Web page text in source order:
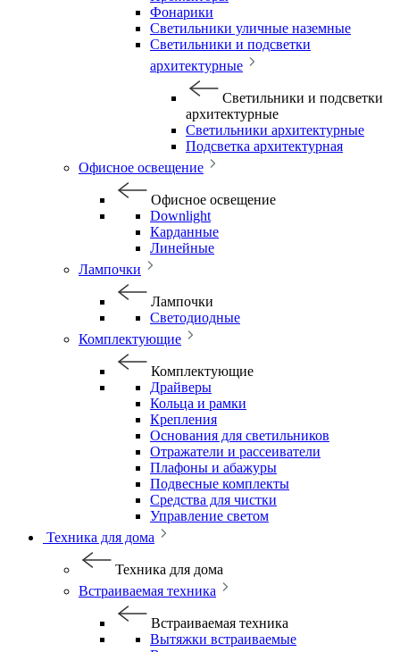
Фонарики
Светильники уличные наземные
Светильники и подсветки
архитектурные
Светильники и подсветки
архитектурные
Светильники архитектурные
Подсветка архитектурная
Офисное освещение
Офисное освещение
Downlight
Карданные
Линейные
Лампочки
Лампочки
Светодиодные
Комплектующие
Комплектующие
Драйверы
Кольца и рамки
Крепления
Основания для светильников
Отражатели и рассеиватели
Плафоны и абажуры
Подвесные комплекты
Средства для чистки
Управление светом
Техника для дома
Техника для дома
Встраиваемая техника
Встраиваемая техника
Вытяжки встраиваемые